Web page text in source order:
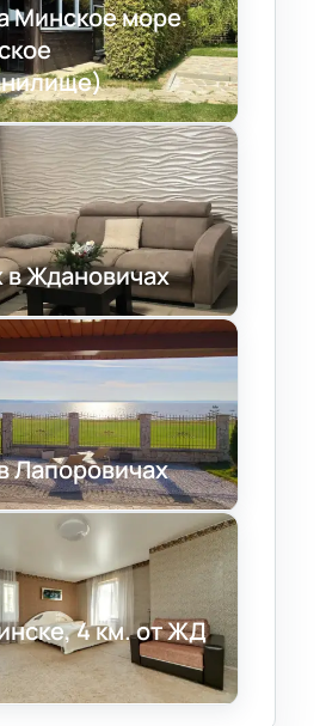
Минское море
в Ждановичах
Лапоровичах
4 км. от ЖД